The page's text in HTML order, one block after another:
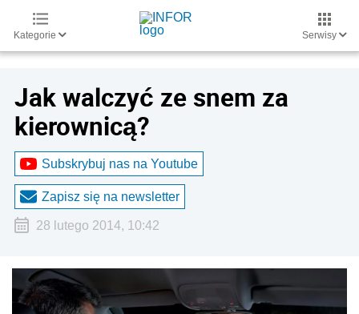
Kategorie Serwisy
Jak walczyć ze snem za
kierownicą?
Subskrybuj nas na Youtube
Zapisz się na newsletter
28 lutego 2014, 10:42